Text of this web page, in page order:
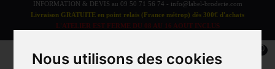
Nous utilisons des cookies
INFORMATION & DEVIS au 09 50 71 56 74 - info@label-broderie.com
Livraison GRATUITE en point relais (France métrop) dès 300€ d'achats
L'ATELIER EST FERME DU 08 AU 16 AOUT INCLUS
0